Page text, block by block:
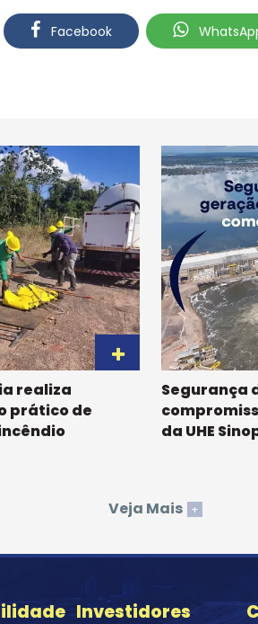
Facebook
realiza
prático de
Segurança
da UHE
Veja Mais +
Investidores